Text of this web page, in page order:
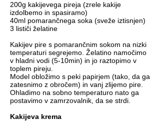
200g kakijevega pireja (zrele kakije
izdolbemo in spasiramo)
40ml pomarančnega soka (sveže iztisnjen)
3 lističi želatine
Kakijev pire s pomarančnim sokom na nizki
temperaturi segrejemo. Želatino namočimo
v hladni vodi (5-10min) in jo raztopimo v
toplem pireju.
Model obložimo s peki papirjem (tako, da ga
zatesnimo z obročem) in vanj zlijemo pire.
Ohladimo na sobno temperaturo nato ga
postavimo v zamrzovalnik, da se strdi.
Kakijeva krema